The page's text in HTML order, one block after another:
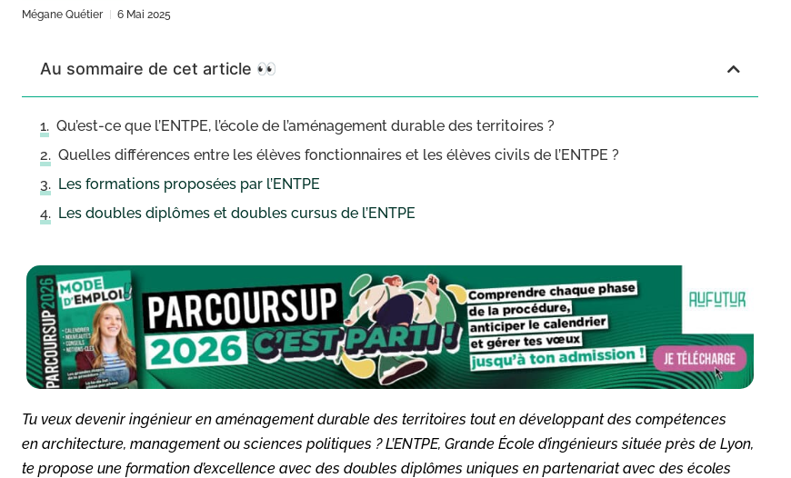
Mégane Quétier 6 Mai 2025
Au sommaire de cet article 👀
Qu’est-ce que l’ENTPE, l’école de l’aménagement durable des territoires ?
Quelles différences entre les élèves fonctionnaires et les élèves civils de l’ENTPE ?
Les formations proposées par l’ENTPE
Les doubles diplômes et doubles cursus de l’ENTPE
Tu veux devenir ingénieur en aménagement durable des territoires tout en développant des compétences
en architecture, management ou sciences politiques ? L’ENTPE, Grande École d’ingénieurs située près de Lyon,
te propose une formation d’excellence avec des doubles diplômes uniques en partenariat avec des écoles